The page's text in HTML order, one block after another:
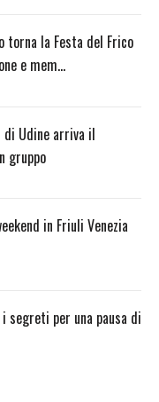
torna la Festa del Frico
e mem…
Udine arriva il
gruppo
in Friuli Venezia
i segreti per una pausa di